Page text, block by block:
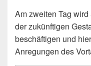
Am zweiten Tag
der zukünftigen
beschäftigen und
Anregungen des